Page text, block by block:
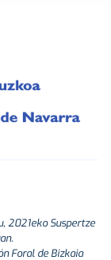
2021eko Suspertze
Foral de Bizkaia